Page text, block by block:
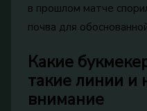
в прошлом матче
почва для
Какие
такие линии и
внимание